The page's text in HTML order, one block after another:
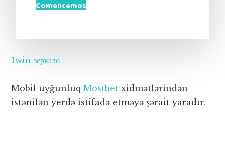
Comencemos
1win зеркало
Mobil uyğunluqMostbet xidmətlərindən
istənilən yerdə istifadə etməyə şərait yaradır.